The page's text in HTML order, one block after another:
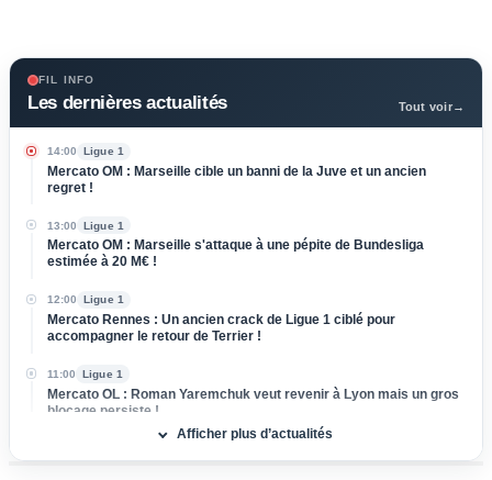
FIL INFO
Les dernières actualités Tout voir→
14:00 Ligue 1
Mercato OM : Marseille cible un banni de la Juve et un ancien
regret !
13:00 Ligue 1
Mercato OM : Marseille s'attaque à une pépite de Bundesliga
estimée à 20 M€ !
12:00 Ligue 1
Mercato Rennes : Un ancien crack de Ligue 1 ciblé pour
accompagner le retour de Terrier !
11:00 Ligue 1
Mercato OL : Roman Yaremchuk veut revenir à Lyon mais un gros
blocage persiste !
Afficher plus d’actualités